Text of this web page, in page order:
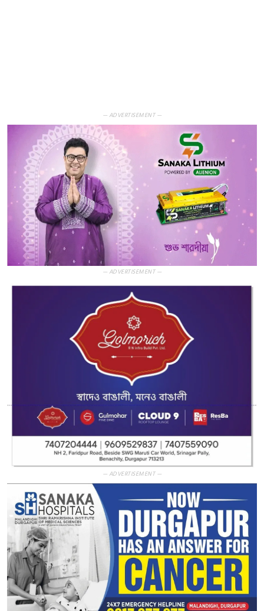
— ADVERTISEMENT —
— ADVERTISEMENT —
— ADVERTISEMENT —